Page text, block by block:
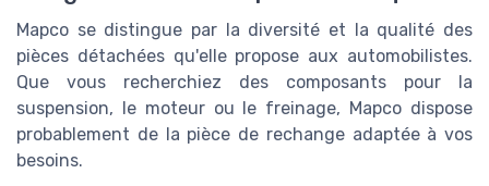
Mapco se distingue par la diversité et la qualité des
pièces détachées qu'elle propose aux automobilistes.
Que vous recherchiez des composants pour la
suspension, le moteur ou le freinage, Mapco dispose
probablement de la pièce de rechange adaptée à vos
besoins.